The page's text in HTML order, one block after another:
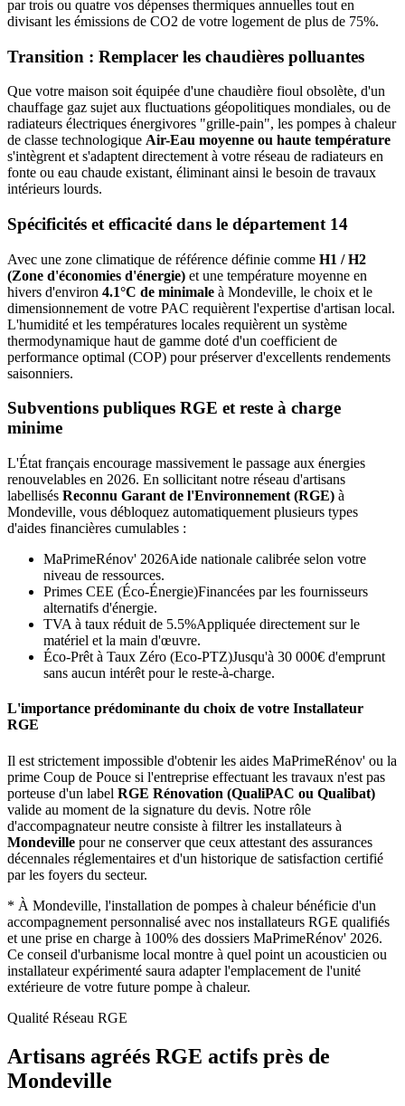
par trois ou quatre vos dépenses thermiques annuelles tout en
divisant les émissions de CO2 de votre logement de plus de 75%.
Transition : Remplacer les chaudières polluantes
Que votre maison soit équipée d'une chaudière fioul obsolète, d'un
chauffage gaz sujet aux fluctuations géopolitiques mondiales, ou de
radiateurs électriques énergivores "grille-pain", les pompes à chaleur
de classe technologique Air-Eau moyenne ou haute température
s'intègrent et s'adaptent directement à votre réseau de radiateurs en
fonte ou eau chaude existant, éliminant ainsi le besoin de travaux
intérieurs lourds.
Spécificités et efficacité dans le département 14
Avec une zone climatique de référence définie comme H1 / H2
(Zone d'économies d'énergie) et une température moyenne en
hivers d'environ 4.1°C de minimale à Mondeville, le choix et le
dimensionnement de votre PAC requièrent l'expertise d'artisan local.
L'humidité et les températures locales requièrent un système
thermodynamique haut de gamme doté d'un coefficient de
performance optimal (COP) pour préserver d'excellents rendements
saisonniers.
Subventions publiques RGE et reste à charge
minime
L'État français encourage massivement le passage aux énergies
renouvelables en 2026. En sollicitant notre réseau d'artisans
labellisés Reconnu Garant de l'Environnement (RGE) à
Mondeville, vous débloquez automatiquement plusieurs types
d'aides financières cumulables :
MaPrimeRénov' 2026Aide nationale calibrée selon votre
niveau de ressources.
Primes CEE (Éco-Énergie)Financées par les fournisseurs
alternatifs d'énergie.
TVA à taux réduit de 5.5%Appliquée directement sur le
matériel et la main d'œuvre.
Éco-Prêt à Taux Zéro (Eco-PTZ)Jusqu'à 30 000€ d'emprunt
sans aucun intérêt pour le reste-à-charge.
L'importance prédominante du choix de votre Installateur
RGE
Il est strictement impossible d'obtenir les aides MaPrimeRénov' ou la
prime Coup de Pouce si l'entreprise effectuant les travaux n'est pas
porteuse d'un label RGE Rénovation (QualiPAC ou Qualibat)
valide au moment de la signature du devis. Notre rôle
d'accompagnateur neutre consiste à filtrer les installateurs à
Mondeville pour ne conserver que ceux attestant des assurances
décennales réglementaires et d'un historique de satisfaction certifié
par les foyers du secteur.
* À Mondeville, l'installation de pompes à chaleur bénéficie d'un
accompagnement personnalisé avec nos installateurs RGE qualifiés
et une prise en charge à 100% des dossiers MaPrimeRénov' 2026.
Ce conseil d'urbanisme local montre à quel point un acousticien ou
installateur expérimenté saura adapter l'emplacement de l'unité
extérieure de votre future pompe à chaleur.
Qualité Réseau RGE
Artisans agréés RGE actifs près de
Mondeville